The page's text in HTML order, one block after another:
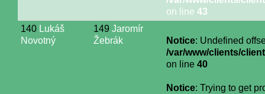
on line 43
140 Lukáš
Novotný
149 Jaromír
Žebrák
Notice: Undefined
/var/www/clients/
on line 40
Notice: Trying to get